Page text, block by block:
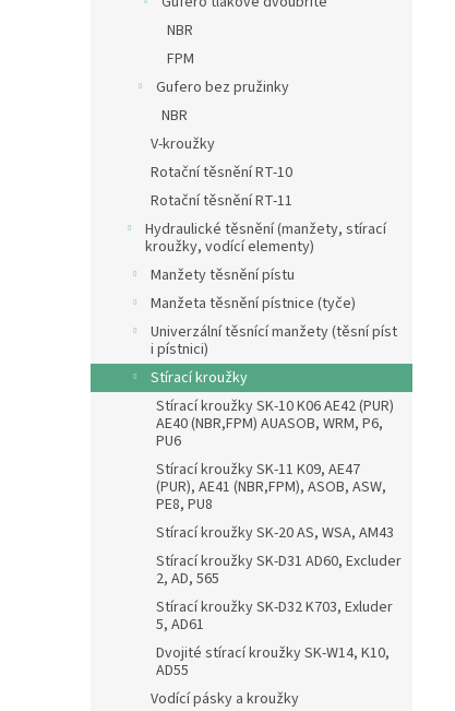
NBR
FPM
Gufero bez pružinky
NBR
V-kroužky
Rotační těsnění RT-10
Rotační těsnění RT-11
Hydraulické těsnění (manžety, stírací
kroužky, vodící elementy)
Manžety těsnění pístu
Manžeta těsnění pístnice (tyče)
Univerzální těsnící manžety (těsní píst
i pístnici)
Stírací kroužky
Stírací kroužky SK-10 K06 AE42 (PUR)
AE40 (NBR,FPM) AUASOB, WRM, P6,
PU6
Stírací kroužky SK-11 K09, AE47
(PUR), AE41 (NBR,FPM), ASOB, ASW,
PE8, PU8
Stírací kroužky SK-20 AS, WSA, AM43
Stírací kroužky SK-D31 AD60, Excluder
2, AD, 565
Stírací kroužky SK-D32 K703, Exluder
5, AD61
Dvojité stírací kroužky SK-W14, K10,
AD55
Vodící pásky a kroužky